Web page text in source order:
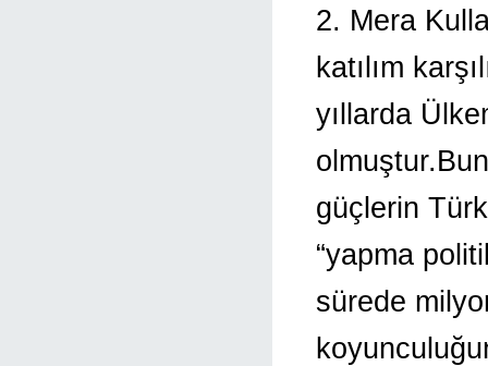
2. Mera
katılım
yıllarda
güçlerin
“yapma
sürede